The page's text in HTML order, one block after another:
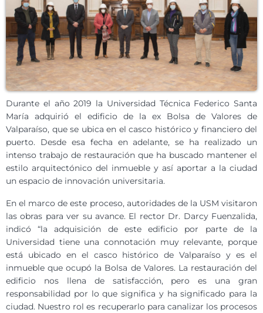
Durante el año 2019 la Universidad Técnica Federico Santa
María adquirió el edificio de la ex Bolsa de Valores de
Valparaíso, que se ubica en el casco histórico y financiero del
puerto. Desde esa fecha en adelante, se ha realizado un
intenso trabajo de restauración que ha buscado mantener el
estilo arquitectónico del inmueble y así aportar a la ciudad
un espacio de innovación universitaria.
En el marco de este proceso, autoridades de la USM visitaron
las obras para ver su avance. El rector Dr. Darcy Fuenzalida,
indicó “la adquisición de este edificio por parte de la
Universidad tiene una connotación muy relevante, porque
está ubicado en el casco histórico de Valparaíso y es el
inmueble que ocupó la Bolsa de Valores. La restauración del
edificio nos llena de satisfacción, pero es una gran
responsabilidad por lo que significa y ha significado para la
ciudad. Nuestro rol es recuperarlo para canalizar los procesos